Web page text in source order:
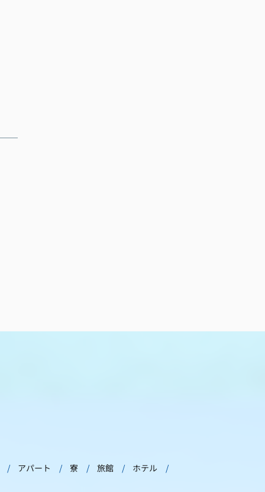
アパート 寮 旅館 ホテル